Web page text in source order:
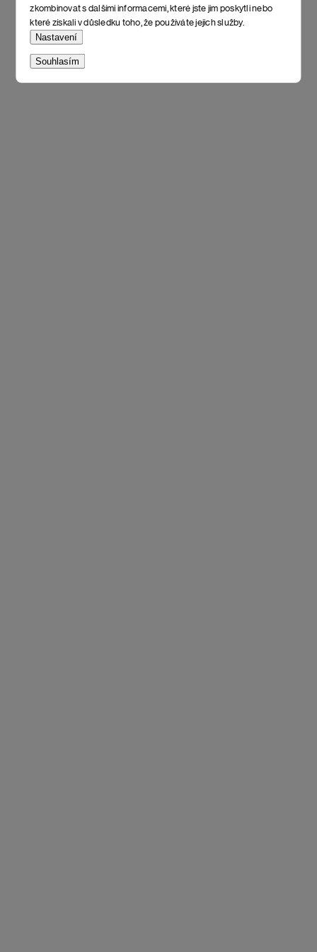
zkombinovat s dalšími informacemi, které jste jim poskytli nebo
které získali v důsledku toho, že používáte jejich služby.
Nastavení
Souhlasím